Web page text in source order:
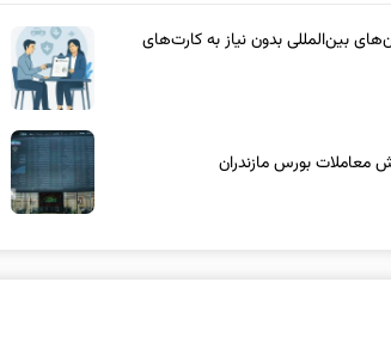
بین‌المللی بدون نیاز به کارت‌های